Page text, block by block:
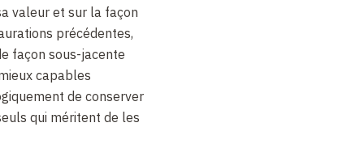
valeur et sur la façon
précédentes,
façon sous-jacente
capables
de conserver
qui méritent de les